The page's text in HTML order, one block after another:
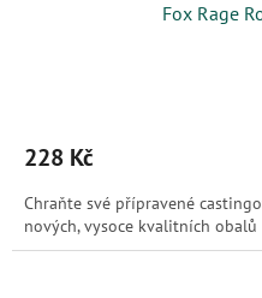
Fox Rage
228 Kč
Chraňte své přípravené
nových, vysoce kvalitních